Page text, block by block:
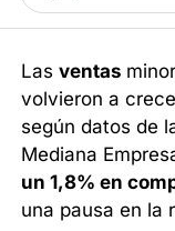
Lasventas
volvieron a
según datos de
Mediana
un 1,8% en
una pausa en la